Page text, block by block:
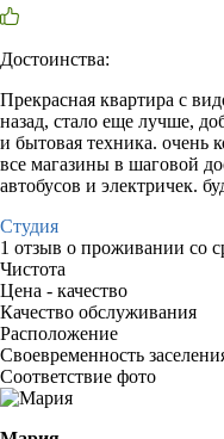
Достоинства:
Прекрасная квартира с
назад, стало еще лучше,
и бытовая техника. очень
все магазины в шаговой
автобусов и электричек.
Студия
1 отзыв о проживании со
Чистота
Цена - качество
Качество обслуживания
Расположение
Своевременность
Соответствие фото